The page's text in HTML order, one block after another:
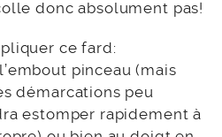
donc absolument pas!
ce fard:
pinceau (mais
démarcations peu
estomper rapidement à